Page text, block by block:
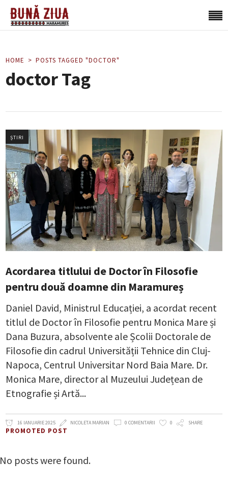
HOME POSTS TAGGED "DOCTOR"
doctor Tag
ȘTIRI
Acordarea titlului de Doctor în Filosofie
pentru două doamne din Maramureș
Daniel David, Ministrul Educației, a acordat recent
titlul de Doctor în Filosofie pentru Monica Mare și
Dana Buzura, absolvente ale Școlii Doctorale de
Filosofie din cadrul Universității Tehnice din Cluj-
Napoca, Centrul Universitar Nord Baia Mare. Dr.
Monica Mare, director al Muzeului Județean de
Etnografie și Artă
16 IANUARIE 2025 NICOLETA MARIAN 0 COMENTARII 0 SHARE
PROMOTED POST
No posts were found.